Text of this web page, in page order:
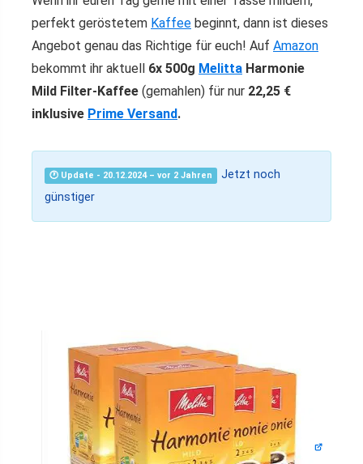
perfekt geröstetem Kaffee beginnt, dann ist dieses
Angebot genau das Richtige für euch! Auf Amazon
bekommt ihr aktuell 6x 500g Melitta Harmonie
Mild Filter-Kaffee (gemahlen) für nur 22,25 €
inklusive Prime Versand.
🕐 Update - 20.12.2024 – vor 2 Jahren
Jetzt noch
günstiger